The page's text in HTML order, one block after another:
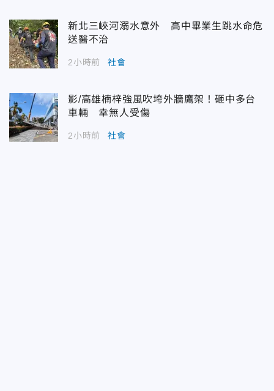
新北三峽河溺水意外 高中畢業生跳水命危
送醫不治
2小時前 社會
影/高雄楠梓強風吹垮外牆鷹架！砸中多台
車輛 幸無人受傷
2小時前 社會